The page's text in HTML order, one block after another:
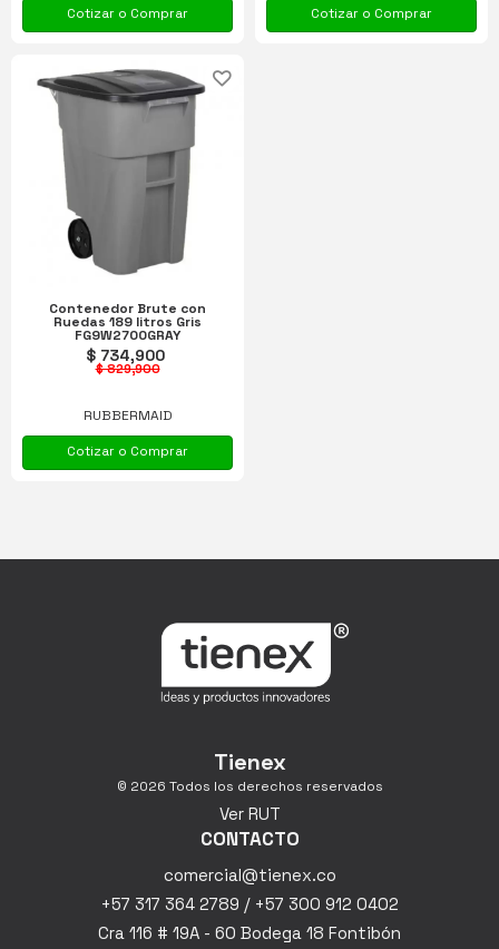
Cotizar o Comprar
Cotizar o Comprar
Contenedor Brute con
Ruedas 189 litros Gris
FG9W2700GRAY
$ 734,900
$ 829,900
RUBBERMAID
Cotizar o Comprar
Tienex
© 2026 Todos los derechos reservados
Ver RUT
CONTACTO
comercial@tienex.co
+57 317 364 2789 / +57 300 912 0402
Cra 116 # 19A - 60 Bodega 18 Fontibón